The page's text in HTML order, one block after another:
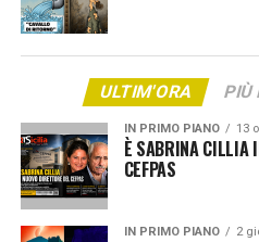
ULTIM'ORA PIÙ
IN PRIMO PIANO 13
È SABRINA CILLIA
CEFPAS
IN PRIMO PIANO 2